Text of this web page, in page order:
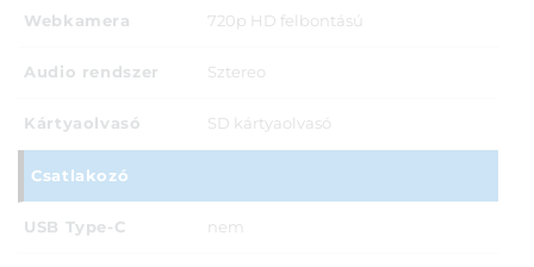
Webkamera 720p HD felbontású
Audio rendszer Sztereo
Kártyaolvasó SD kártyaolvasó
Csatlakozó
USB Type-C nem